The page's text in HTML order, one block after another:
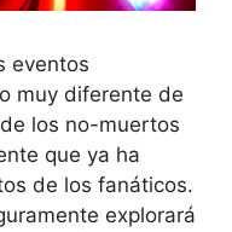
eventos
muy diferente de
los no-muertos
que ya ha
de los fanáticos.
explorará